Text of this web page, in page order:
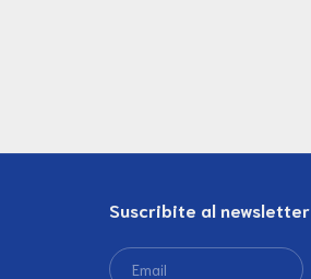
Suscribite al newsletter